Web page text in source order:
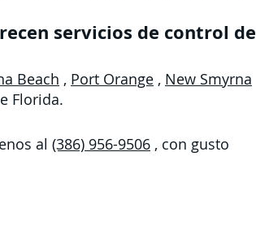
servicios de control de
Beach , Port Orange , New Smyrna
Florida.
al (386) 956-9506 , con gusto